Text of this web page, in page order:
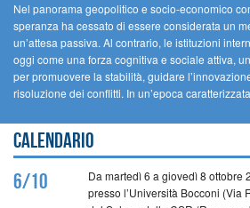
Nel panorama geopolitico e socio-economico
speranza ha cessato di essere considerata un
un’attesa passiva. Al contrario, le istituzioni
oggi come una forza cognitiva e sociale attiva,
per promuovere la stabilità, guidare
risoluzione dei conflitti. In un’epoca
Calendario
6/10
Da martedì 6 a giovedì 8 ottobre
presso l’Università Bocconi (Via